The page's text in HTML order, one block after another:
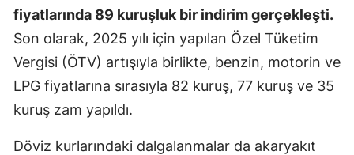
fiyatlarında 89 kuruşluk bir indirim gerçekleşti.
Son olarak, 2025 yılı için yapılan Özel Tüketim
Vergisi (ÖTV) artışıyla birlikte, benzin, motorin ve
LPG fiyatlarına sırasıyla 82 kuruş, 77 kuruş ve 35
kuruş zam yapıldı.
Döviz kurlarındaki dalgalanmalar da akaryakıt